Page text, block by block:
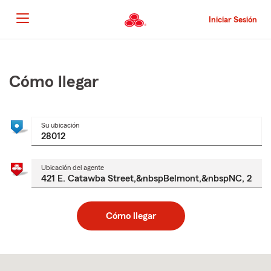
al
contenido
principal
Iniciar Sesión
principal
Cómo llegar
Su ubicación
Ubicación del agente
Cómo llegar
to